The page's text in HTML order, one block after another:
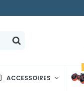
ACCESSOIRES